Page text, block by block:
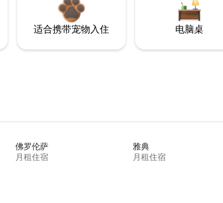
适合携带宠物入住 电脑桌
佛罗伦萨
月租住宿
雅典
月租住宿